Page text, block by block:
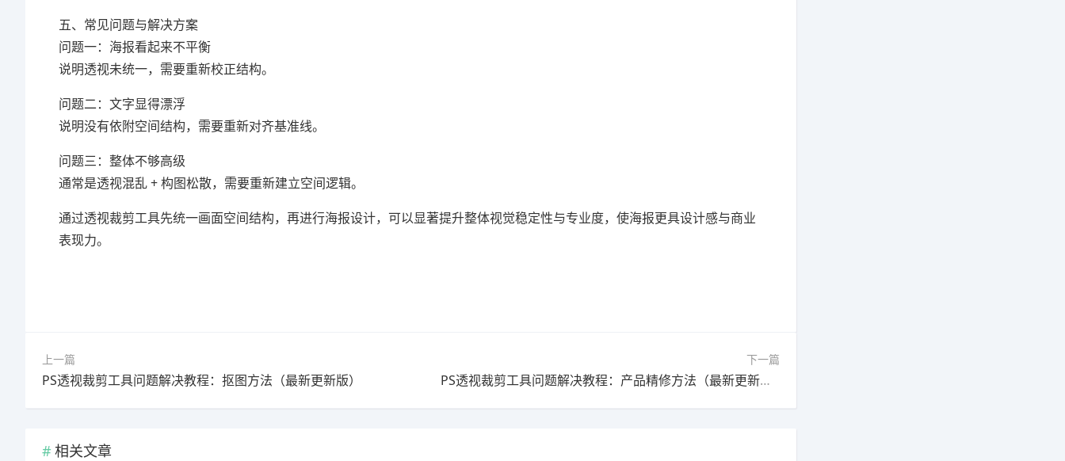
五、常见问题与解决方案
问题一：海报看起来不平衡
说明透视未统一，需要重新校正结构。
问题二：文字显得漂浮
说明没有依附空间结构，需要重新对齐基准线。
问题三：整体不够高级
通常是透视混乱 + 构图松散，需要重新建立空间逻辑。
通过透视裁剪工具先统一画面空间结构，再进行海报设计，可以显著提升整体视觉稳定性与专业度，使海报更具设计感与商业
表现力。
上一篇
PS透视裁剪工具问题解决教程：抠图方法（最新更新版）
下一篇
PS透视裁剪工具问题解决教程：产品精修方法（最新更新版）
相关文章